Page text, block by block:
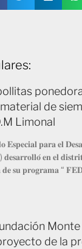
de
Limonal
𝐩𝐚𝐫𝐚 𝐞𝐥
𝐞𝐧 𝐞𝐥
𝐝𝐞 𝐬𝐮 𝐩𝐫𝐨𝐠𝐫𝐚𝐦𝐚 “
de la